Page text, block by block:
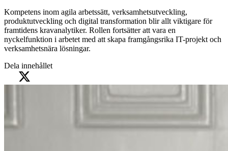
Kompetens inom agila arbetssätt, verksamhetsutveckling,
produktutveckling och digital transformation blir allt viktigare för
framtidens kravanalytiker. Rollen fortsätter att vara en
nyckelfunktion i arbetet med att skapa framgångsrika IT-projekt och
verksamhetsnära lösningar.
Dela innehållet